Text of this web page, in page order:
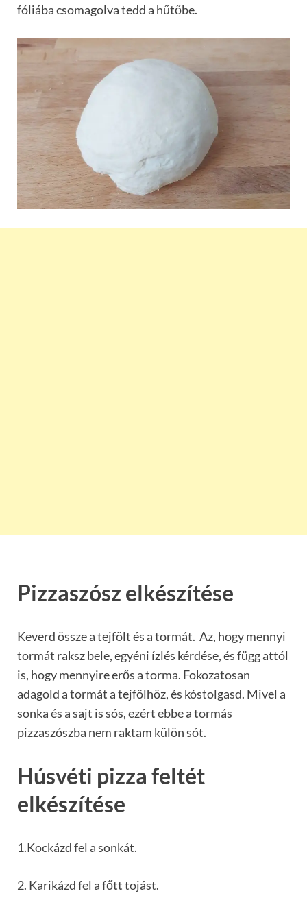
fóliába csomagolva tedd a hűtőbe.
Pizzaszósz elkészítése
Keverd össze a tejfölt és a tormát. Az, hogy mennyi
tormát raksz bele, egyéni ízlés kérdése, és függ attól
is, hogy mennyire erős a torma. Fokozatosan
adagold a tormát a tejfölhöz, és kóstolgasd. Mivel a
sonka és a sajt is sós, ezért ebbe a tormás
pizzaszószba nem raktam külön sót.
Húsvéti pizza feltét
elkészítése
1.Kockázd fel a sonkát.
2. Karikázd fel a főtt tojást.